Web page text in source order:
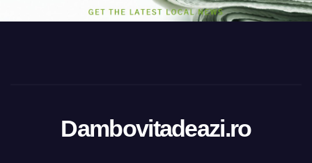
Dambovitadeazi.ro